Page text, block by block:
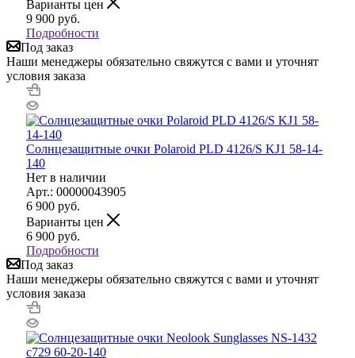
Варианты цен
9 900 руб.
Подробности
Под заказ
Наши менеджеры обязательно свяжутся с вами и уточнят
условия заказа
Солнцезащитные очки Polaroid PLD 4126/S KJ1 58-14-
140
Нет в наличии
Арт.: 00000043905
6 900 руб.
Варианты цен
6 900 руб.
Подробности
Под заказ
Наши менеджеры обязательно свяжутся с вами и уточнят
условия заказа